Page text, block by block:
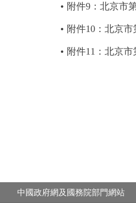
附件9：北京市
附件10：北京
附件11：北京
中國政府網及國務院部門網站